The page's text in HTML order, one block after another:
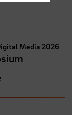
Media 2026